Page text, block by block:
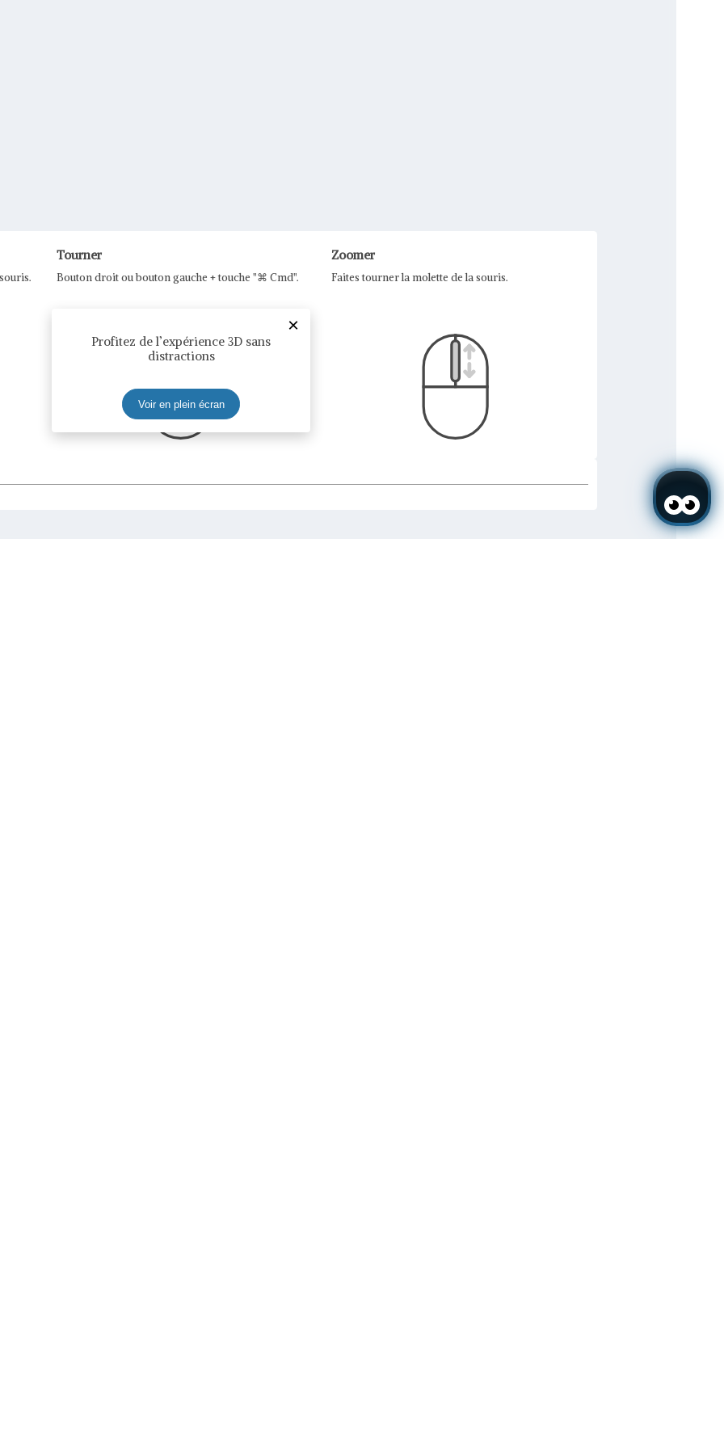
Tourner
Bouton droit ou bouton gauche + touche "⌘ Cmd".
Zoomer
Faites tourner la molette de la souris.
×
Profitez de l’expérience 3D sans
distractions
Voir en plein écran ✦ Salut
Je suis Sarai, votre assistant IA. Comment
puis-je vous aider ?